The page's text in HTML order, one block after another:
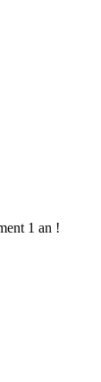
1 an !